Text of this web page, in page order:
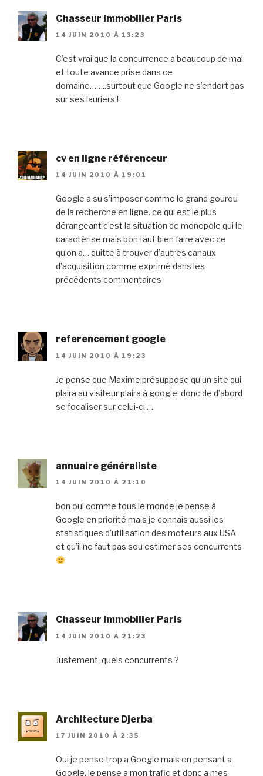
Chasseur Immobilier Paris
14 JUIN 2010 À 13:23
C’est vrai que la concurrence a beaucoup de mal
et toute avance prise dans ce
domaine……..surtout que Google ne s’endort pas
sur ses lauriers !
cv en ligne référenceur
14 JUIN 2010 À 19:01
Google a su s’imposer comme le grand gourou
de la recherche en ligne. ce qui est le plus
dérangeant c’est la situation de monopole qui le
caractérise mais bon faut bien faire avec ce
qu’on a… quitte à trouver d’autres canaux
d’acquisition comme exprimé dans les
précédents commentaires
referencement google
14 JUIN 2010 À 19:23
Je pense que Maxime présuppose qu’un site qui
plaira au visiteur plaira à google, donc de d’abord
se focaliser sur celui-ci …
annuaire généraliste
14 JUIN 2010 À 21:10
bon oui comme tous le monde je pense à
Google en priorité mais je connais aussi les
statistiques d’utilisation des moteurs aux USA
et qu’il ne faut pas sou estimer ses concurrents
Chasseur Immobilier Paris
14 JUIN 2010 À 21:23
Justement, quels concurrents ?
Architecture Djerba
17 JUIN 2010 À 2:35
Oui je pense trop a Google mais en pensant a
Google, je pense a mon trafic et donc a mes